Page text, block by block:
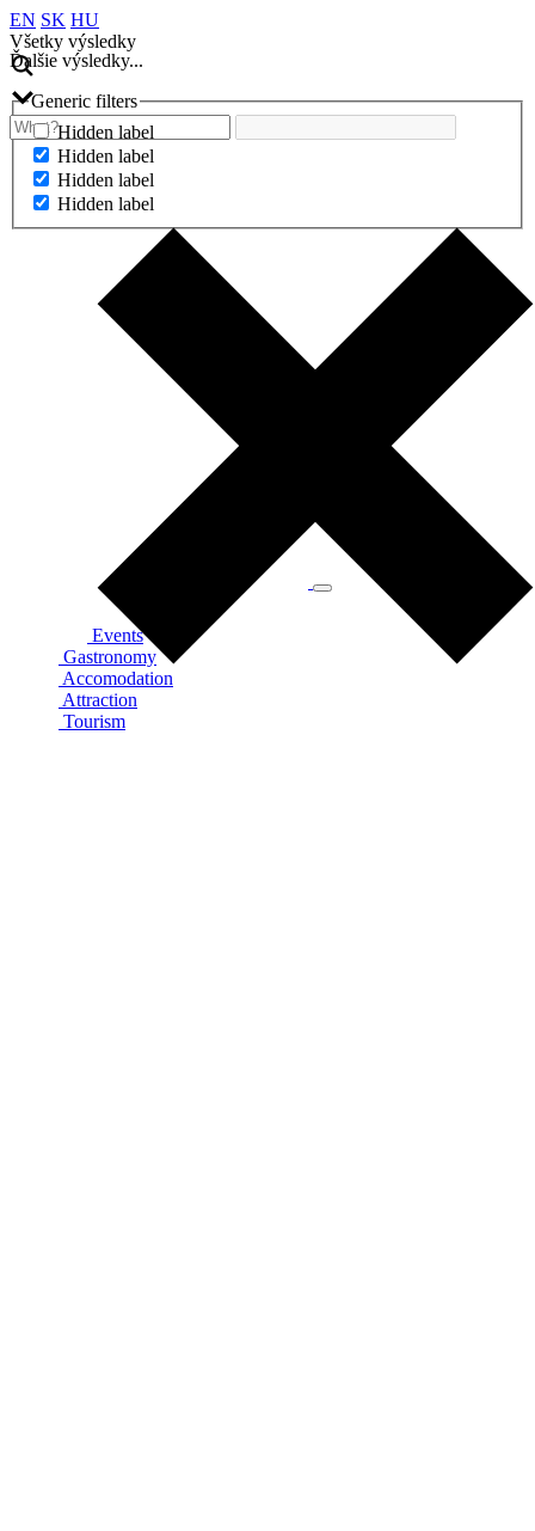
EN SK HU
Všetky výsledky
Ďalšie výsledky...
Generic filters
Hidden label
Hidden label
Hidden label
Hidden label
Ďalšie výsledky...
Events
Gastronomy
Accomodation
Attraction
Tourism